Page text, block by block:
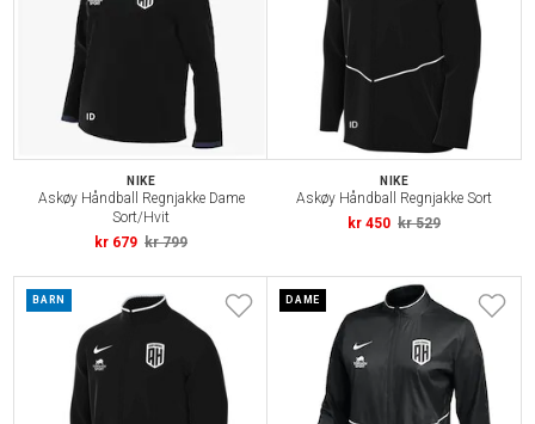
NIKE
Askøy Håndball Regnjakke Dame
Sort/Hvit
kr 679 kr 799
NIKE
Askøy Håndball Regnjakke Sort
kr 450 kr 529
BARN DAME